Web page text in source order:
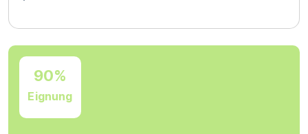
90%
Eignung